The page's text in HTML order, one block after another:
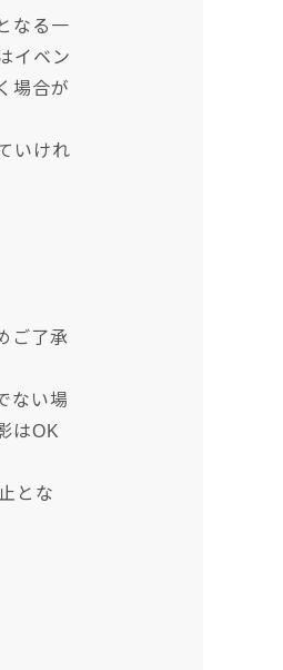
なる一
イベン
場合が
いけれ
ご了承
ない場
はOK
とな